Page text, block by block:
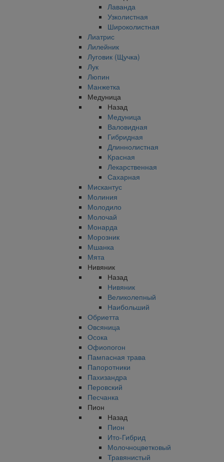
Лаванда
Узколистная
Широколистная
Лиатрис
Лилейник
Луговик (Щучка)
Лук
Люпин
Манжетка
Медуница
Назад
Медуница
Валовидная
Гибридная
Длиннолистная
Красная
Лекарственная
Сахарная
Мискантус
Молиния
Молодило
Молочай
Монарда
Морозник
Мшанка
Мята
Нивяник
Назад
Нивяник
Великолепный
Наибольший
Обриетта
Овсяница
Осока
Офиопогон
Пампасная трава
Папоротники
Пахизандра
Перовский
Песчанка
Пион
Назад
Пион
Ито-Гибрид
Молочноцветковый
Травянистый